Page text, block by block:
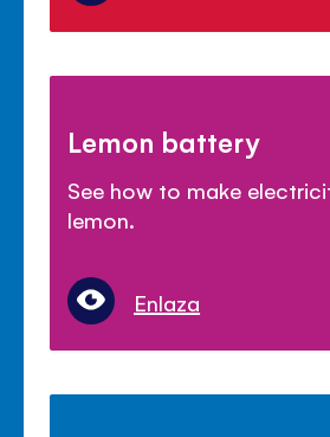
Lemon battery
See how to make
lemon.
Enlaza